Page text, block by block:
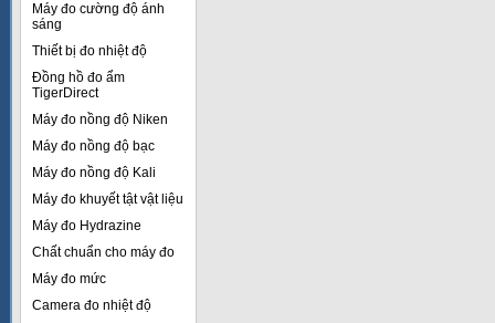
Máy đo cường độ ánh
sáng
Thiết bị đo nhiệt độ
Đồng hồ đo ẩm
TigerDirect
Máy đo nồng độ Niken
Máy đo nồng độ bạc
Máy đo nồng độ Kali
Máy đo khuyết tật vật liệu
Máy đo Hydrazine
Chất chuẩn cho máy đo
Máy đo mức
Camera đo nhiệt độ